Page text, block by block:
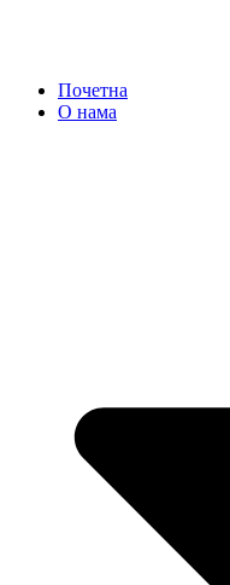
Почетна
О нама